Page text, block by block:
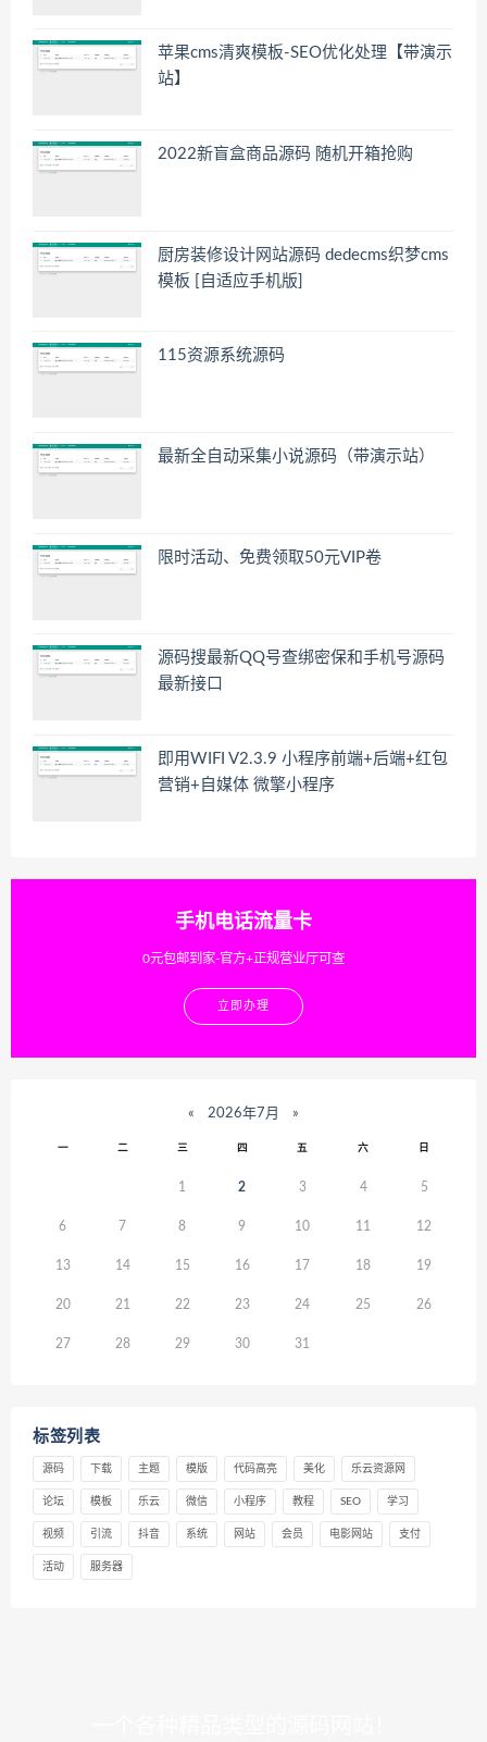
苹果cms清爽模板-SEO优化处理【带演示
站】
2022新盲盒商品源码 随机开箱抢购
厨房装修设计网站源码 dedecms织梦cms
模板 [自适应手机版]
115资源系统源码
最新全自动采集小说源码（带演示站）
限时活动、免费领取50元VIP卷
源码搜最新QQ号查绑密保和手机号源码
最新接口
即用WIFI V2.3.9 小程序前端+后端+红包
营销+自媒体 微擎小程序
手机电话流量卡
0元包邮到家-官方+正规营业厅可查
立即办理
« 2026年7月 »
一 二 三 四 五 六 日
1 2 3 4 5
6 7 8 9 10 11 12
13 14 15 16 17 18 19
20 21 22 23 24 25 26
27 28 29 30 31
标签列表
源码 下载 主题 模版 代码高亮 美化 乐云资源网
论坛 模板 乐云 微信 小程序 教程 SEO 学习
视频 引流 抖音 系统 网站 会员 电影网站 支付
活动 服务器